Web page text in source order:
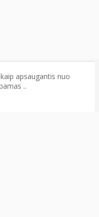
apsaugantis nuo
..